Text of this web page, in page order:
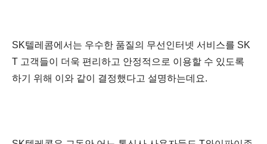
SK텔레콤에서는 우수한 품질의 무선인터넷 서비스를 SK
T 고객들이 더욱 편리하고 안정적으로 이용할 수 있도록
하기 위해 이와 같이 결정했다고 설명하는데요.